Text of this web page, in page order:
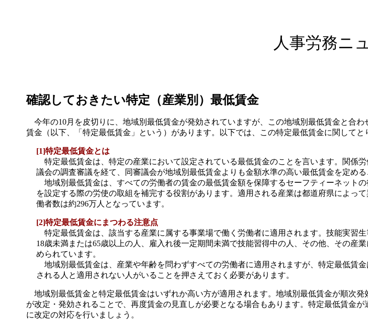
人事労務ニ
確認しておきたい特定（産業別）最低賃金
今年の10月を皮切りに、地域別最低賃金が発効されていますが、この地域別最低賃金と合
賃金（以下、「特定最低賃金」という）があります。以下では、この特定最低賃金に関してと
[1]特定最低賃金とは
特定最低賃金は、特定の産業において設定されている最低賃金のことを言います。関係
議会の調査審議を経て、同審議会が地域別最低賃金よりも金額水準の高い最低賃金を定め
地域別最低賃金は、すべての労働者の賃金の最低賃金額を保障するセーフティーネット
を設定する際の労使の取組を補完する役割があります。適用される産業は都道府県によっ
働者数は約296万人となっています。
[2]特定最低賃金にまつわる注意点
特定最低賃金は、該当する産業に属する事業場で働く労働者に適用されます。技能実習
18歳未満または65歳以上の人、雇入れ後一定期間未満で技能習得中の人、その他、その産
められています。
地域別最低賃金は、産業や年齢を問わずすべての労働者に適用されますが、特定最低賃
される人と適用されない人がいることを押さえておく必要があります。
地域別最低賃金と特定最低賃金はいずれか高い方が適用されます。地域別最低賃金が順次
が改定・発効されることで、再度賃金の見直しが必要となる場合もあります。特定最低賃金
に改定の対応を行いましょう。